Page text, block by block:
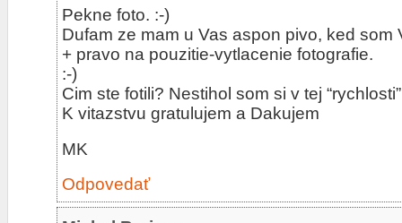
Dufam ze mam u Vas aspon pivo, ked som
+ pravo na pouzitie-vytlacenie fotografie.
:-)
Cim ste fotili? Nestihol som si v tej
K vitazstvu gratulujem a Dakujem
Michal Breiner